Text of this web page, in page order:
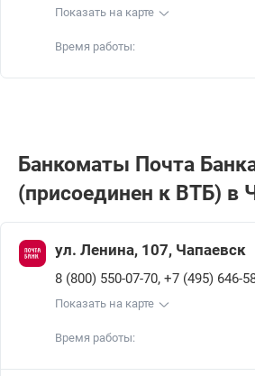
Показать на карте
Время работы:
Банкоматы Почта
(присоединен к ВТБ) в
ул. Ленина, 107, Чапаевск
8 (800) 550-07-70, +7 (495) 646-
Показать на карте
Время работы: